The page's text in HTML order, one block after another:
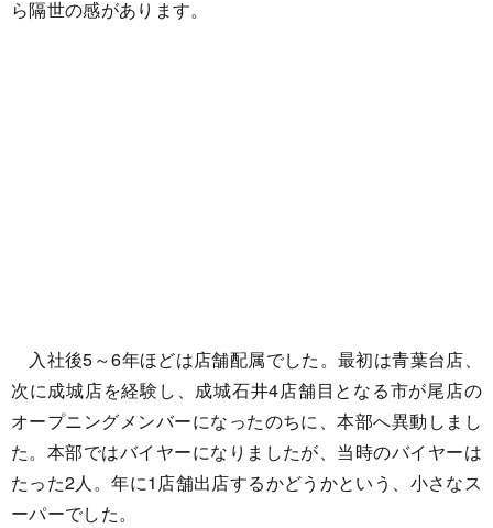
ら隔世の感があります。
入社後5～6年ほどは店舗配属でした。最初は青葉台店、
次に成城店を経験し、成城石井4店舗目となる市が尾店の
オープニングメンバーになったのちに、本部へ異動しまし
た。本部ではバイヤーになりましたが、当時のバイヤーは
たった2人。年に1店舗出店するかどうかという、小さなス
ーパーでした。